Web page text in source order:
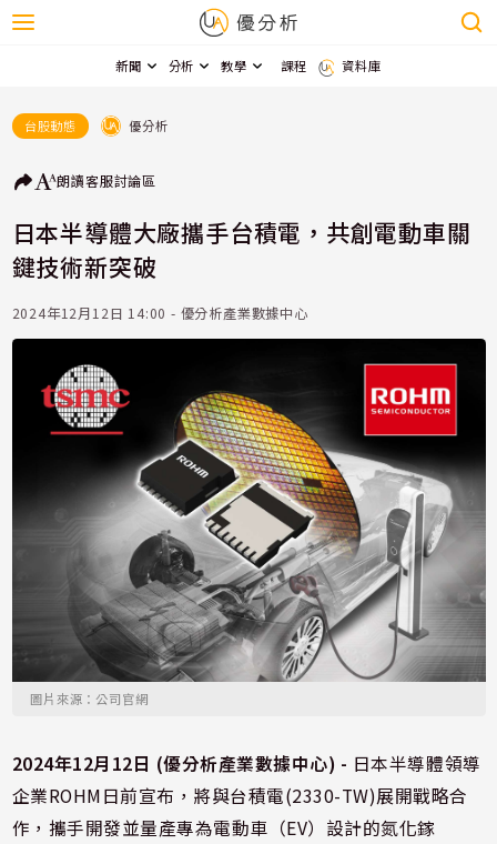
新聞 分析 教學 課程 資料庫
台股動態 優分析
朗讀客服討論區
日本半導體大廠攜手台積電，共創電動車關
鍵技術新突破
2024年12月12日 14:00 - 優分析產業數據中心
圖片來源：公司官網
2024年12月12日 (優分析產業數據中心) - 日本半導體領導
企業ROHM日前宣布，將與台積電(2330-TW)展開戰略合
作，攜手開發並量產專為電動車（EV）設計的氮化鎵